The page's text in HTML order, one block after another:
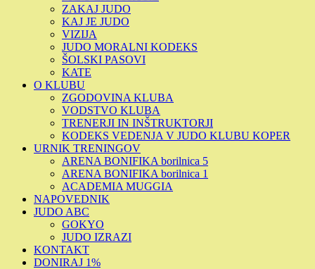
ZAKAJ JUDO
KAJ JE JUDO
VIZIJA
JUDO MORALNI KODEKS
ŠOLSKI PASOVI
KATE
O KLUBU
ZGODOVINA KLUBA
VODSTVO KLUBA
TRENERJI IN INŠTRUKTORJI
KODEKS VEDENJA V JUDO KLUBU KOPER
URNIK TRENINGOV
ARENA BONIFIKA borilnica 5
ARENA BONIFIKA borilnica 1
ACADEMIA MUGGIA
NAPOVEDNIK
JUDO ABC
GOKYO
JUDO IZRAZI
KONTAKT
DONIRAJ 1%